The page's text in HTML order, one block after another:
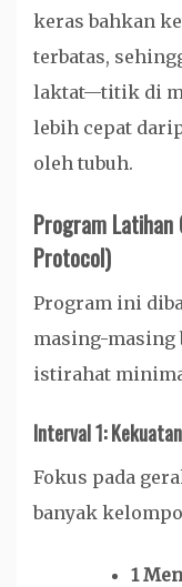
keras bahkan
terbatas,
laktat—titik di
lebih cepat
oleh tubuh.
Program Latihan
Protocol)
Program ini
masing-masing
istirahat
Interval 1:
Fokus pada
banyak
1